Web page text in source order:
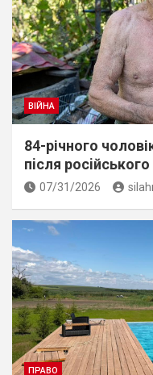
ВІЙНА
84-річного
пiсля
07/31/2026
ПРАВО